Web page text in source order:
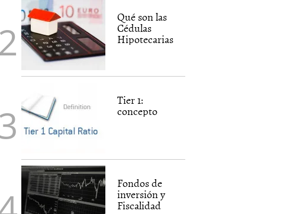
Qué son las
Cédulas
Hipotecarias
Tier 1:
concepto
Fondos de
inversión y
Fiscalidad